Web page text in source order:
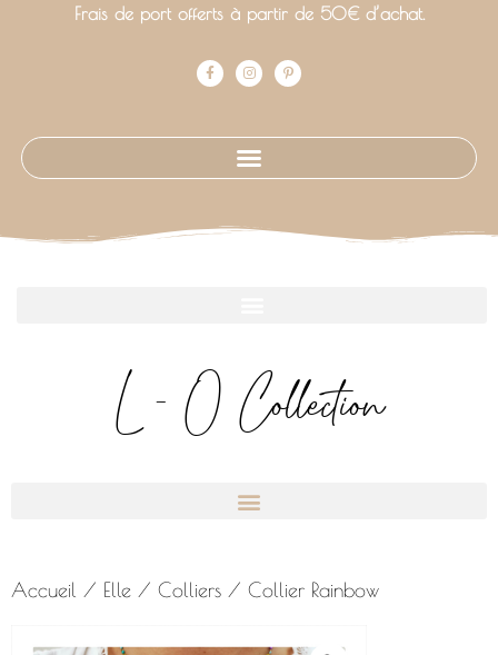
Frais de port offerts à partir de 50€ d’achat.
L - O Collection
Accueil / Elle / Colliers / Collier Rainbow